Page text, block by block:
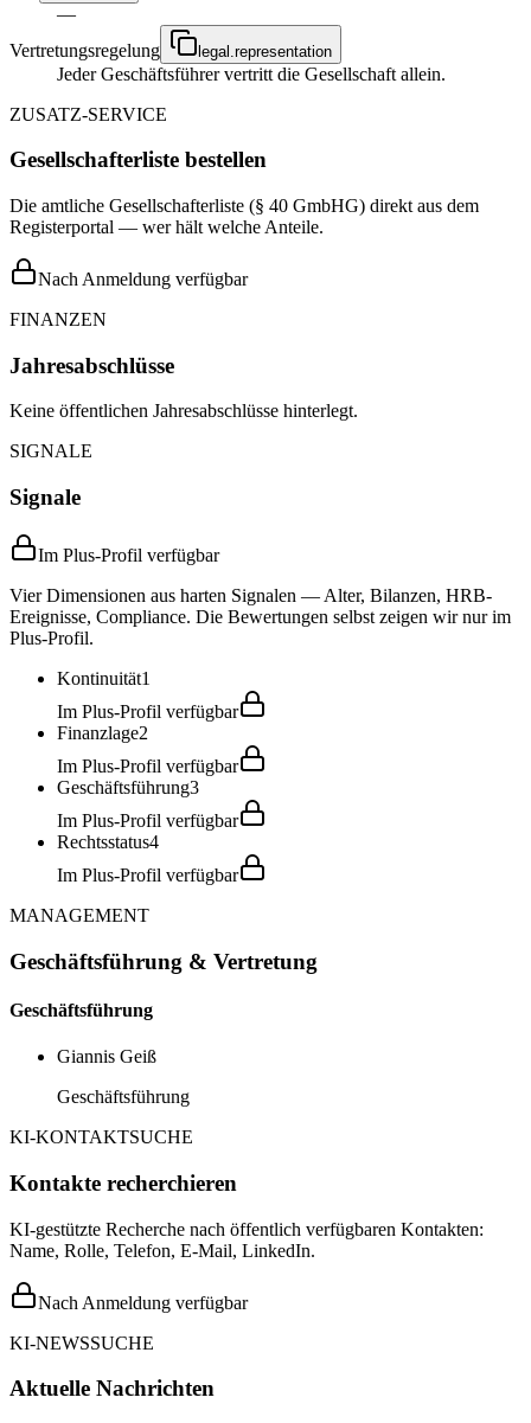
—
Vertretungsregelung
legal.representation
Jeder Geschäftsführer vertritt die Gesellschaft allein.
ZUSATZ-SERVICE
Gesellschafterliste bestellen
Die amtliche Gesellschafterliste (§ 40 GmbHG) direkt aus dem
Registerportal — wer hält welche Anteile.
Nach Anmeldung verfügbar
FINANZEN
Jahresabschlüsse
Keine öffentlichen Jahresabschlüsse hinterlegt.
SIGNALE
Signale
Im Plus-Profil verfügbar
Vier Dimensionen aus harten Signalen — Alter, Bilanzen, HRB-
Ereignisse, Compliance. Die Bewertungen selbst zeigen wir nur im
Plus-Profil.
Kontinuität1
Im Plus-Profil verfügbar
Finanzlage2
Im Plus-Profil verfügbar
Geschäftsführung3
Im Plus-Profil verfügbar
Rechtsstatus4
Im Plus-Profil verfügbar
MANAGEMENT
Geschäftsführung & Vertretung
Geschäftsführung
Giannis Geiß
Geschäftsführung
KI-KONTAKTSUCHE
Kontakte recherchieren
KI-gestützte Recherche nach öffentlich verfügbaren Kontakten:
Name, Rolle, Telefon, E-Mail, LinkedIn.
Nach Anmeldung verfügbar
KI-NEWSSUCHE
Aktuelle Nachrichten